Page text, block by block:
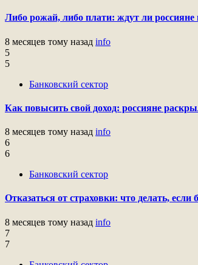
Либо рожай, либо плати: ждут ли россияне
8 месяцев тому назад info
5
5
Банковский сектор
Как повысить свой доход: россияне
8 месяцев тому назад info
6
6
Банковский сектор
Отказаться от страховки: что делать, если
8 месяцев тому назад info
7
7